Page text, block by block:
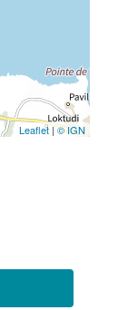
Leaflet|© IGN